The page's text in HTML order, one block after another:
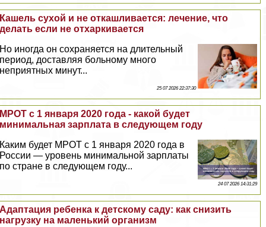
Кашель сухой и не откашливается: лечение, что
делать если не отхаркивается
Но иногда он сохраняется на длительный
период, доставляя больному много
неприятных минут...
25 07 2026 22:37:30
МРОТ с 1 января 2020 года - какой будет
минимальная зарплата в следующем году
Каким будет МРОТ с 1 января 2020 года в
России — уровень минимальной зарплаты
по стране в следующем году...
24 07 2026 14:31:29
Адаптация ребенка к детскому саду: как снизить
нагрузку на маленький организм